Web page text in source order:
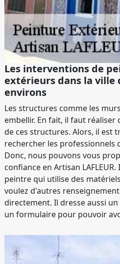
Les interventions de
extérieurs dans la ville
environs
Les structures comme les
embellir. En fait, il faut
de ces structures. Alors, il est
rechercher les professionnels
Donc, nous pouvons vous
confiance en Artisan
peintre qui utilise des
voulez d'autres
directement. Il dresse aussi
un formulaire pour pouvoir